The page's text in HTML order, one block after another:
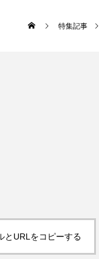
特集記事
とURLをコピーする